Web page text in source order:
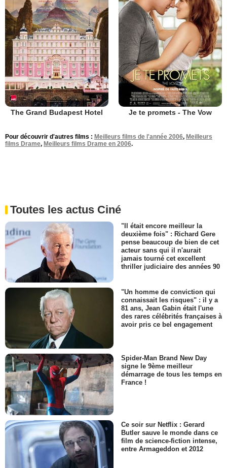
The Grand Budapest Hotel Je te promets - The Vow
Pour découvrir d'autres films : Meilleurs films de l'année 2006, Meilleurs
films Drame, Meilleurs films Drame en 2006.
Toutes les actus Ciné
"Il était encore meilleur la
deuxième fois" : Richard Gere
pense beaucoup de bien de cet
acteur sans qui il n'aurait
jamais tourné cet excellent
thriller judiciaire des années 90
"Un homme de conviction qui
connaissait les risques" : il y a
81 ans, Jean Gabin était l'une
des rares célébrités françaises à
avoir pris ce bel engagement
Spider-Man Brand New Day
signe le 9ème meilleur
démarrage de tous les temps en
France !
Ce soir sur Netflix : Gerard
Butler sauve le monde dans ce
film de science-fiction intense,
entre Armageddon et 2012